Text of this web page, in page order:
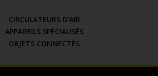
CIRCULATEURS D'AIR
APPAREILS SPÉCIALISÉS
OBJETS CONNECTÉS